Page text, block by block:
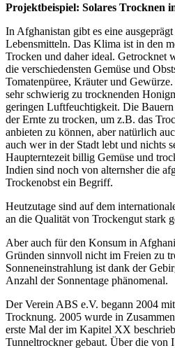
Projektbeispiel: Solares Trocknen
In Afghanistan gibt es eine
Lebensmitteln. Das Klima ist in den
Trocken und daher ideal. Getrocknet
die verschiedensten Gemüse und
Tomatenpüree, Kräuter und
sehr schwierig zu trocknenden
geringen Luftfeuchtigkeit. Die
der Ernte zu trocken, um z.B. das
anbieten zu können, aber natürlich
auch wer in der Stadt lebt und nichts
Haupterntezeit billig Gemüse und
Indien sind noch von alternsher die
Trockenobst ein Begriff.
Heutzutage sind auf dem
an die Qualität von Trockengut stark
Aber auch für den Konsum in
Gründen sinnvoll nicht im Freien zu
Sonneneinstrahlung ist dank der
Anzahl der Sonnentage phänomenal.
Der Verein ABS e.V. begann 2004
Trocknung. 2005 wurde in
erste Mal der im Kapitel XX
Tunneltrockner gebaut. Über die von